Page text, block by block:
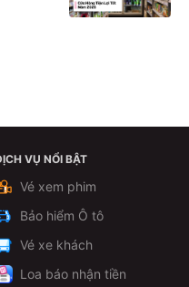
tiết VỤ NỔI BẬT
Vé xem phim
Bảo hiểm Ô tô
Vé xe khách
Loa báo nhận tiền